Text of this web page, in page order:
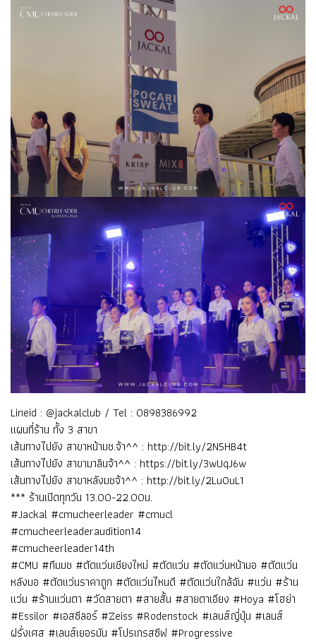
Lineid : @jackalclub / Tel : 0898386992
แผนที่ร้าน ทั้ง 3 สาขา
เส้นทางไปยัง สาขาหน้ามช.จ้า^^ : http://bit.ly/2N5HB4t
เส้นทางไปยัง สาขามาลินจ้า^^ : https://bit.ly/3wUqJ6w
เส้นทางไปยัง สาขาหลังมชจ้า^^ : http://bit.ly/2LuOuL1
*** ร้านเปิดทุกวัน 13.00-22.00น.
#Jackal #cmucheerleader #cmucl
#cmucheerleaderaudition14
#cmucheerleader14th
#CMU #ทีมมช #ตัดแว่นเชียงใหม่ #ตัดแว่น #ตัดแว่นหน้ามอ #ตัดแว่น
หลังมอ #ตัดแว่นราคาถูก #ตัดแว่นไหนดี #ตัดแว่นใกล้ฉัน #แว่น #ร้าน
แว่น #ร้านแว่นตา #วัดสายตา #สายสั้น #สายตาเอียง #Hoya #โฮย่า
#Essilor #เอสซีลอร์ #Zeiss #Rodenstock #เลนส์ญี่ปุ่น #เลนส์
ฝรั่งเศส #เลนส์เยอรมัน #โปรเกรสซีฟ #Progressive